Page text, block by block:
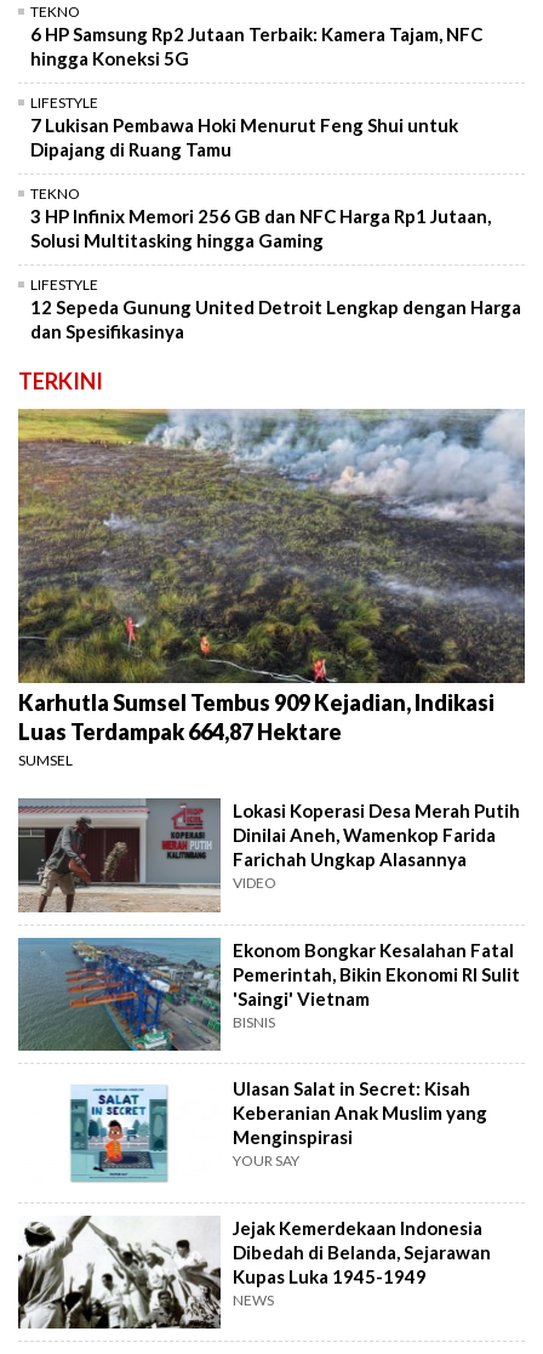
TEKNO
6 HP Samsung Rp2 Jutaan Terbaik: Kamera Tajam, NFC
hingga Koneksi 5G
LIFESTYLE
7 Lukisan Pembawa Hoki Menurut Feng Shui untuk
Dipajang di Ruang Tamu
TEKNO
3 HP Infinix Memori 256 GB dan NFC Harga Rp1 Jutaan,
Solusi Multitasking hingga Gaming
LIFESTYLE
12 Sepeda Gunung United Detroit Lengkap dengan Harga
dan Spesifikasinya
TERKINI
Karhutla Sumsel Tembus 909 Kejadian, Indikasi
Luas Terdampak 664,87 Hektare
SUMSEL
Lokasi Koperasi Desa Merah Putih
Dinilai Aneh, Wamenkop Farida
Farichah Ungkap Alasannya
VIDEO
Ekonom Bongkar Kesalahan Fatal
Pemerintah, Bikin Ekonomi RI Sulit
'Saingi' Vietnam
BISNIS
Ulasan Salat in Secret: Kisah
Keberanian Anak Muslim yang
Menginspirasi
YOUR SAY
Jejak Kemerdekaan Indonesia
Dibedah di Belanda, Sejarawan
Kupas Luka 1945-1949
NEWS